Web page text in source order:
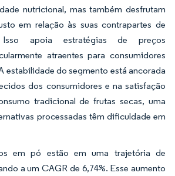
nutricional, mas também desfrutam
em relação às suas contrapartes de
apoia estratégias de preços
atraentes para consumidores
estabilidade do segmento está ancorada
dos consumidores e na satisfação
tradicional de frutas secas, uma
processadas têm dificuldade em
em pó estão em uma trajetória de
a um CAGR de 6,74%. Esse aumento